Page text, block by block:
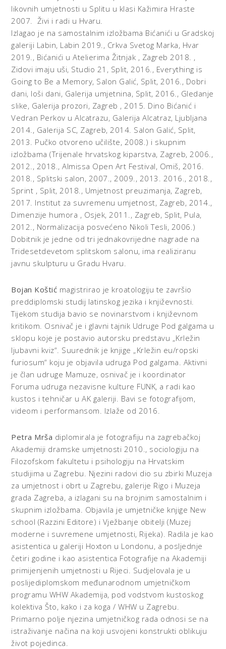
likovnih umjetnosti u Splitu u klasi Kažimira Hraste
2007. Živi i radi u Hvaru.
Izlagao je na samostalnim izložbama Bićanići u Gradskoj
galeriji Labin, Labin 2019., Crkva Svetog Marka, Hvar
2019., Bićanići u Atelierima Žitnjak , Zagreb 2018. ,
Zidovi imaju uši, Studio 21, Split, 2016., Everything is
Going to Be a Memory, Salon Galić, Split, 2016., Dobri
dani, loši dani, Galerija umjetnina, Split, 2016., Gledanje
slike, Galerija prozori, Zagreb , 2015. Dino Bićanić i
Vedran Perkov u Alcatrazu, Galerija Alcatraz, Ljubljana
2014., Galerija SC, Zagreb, 2014. Salon Galić, Split,
2013. Pučko otvoreno učilište, 2008.) i skupnim
izložbama (Trijenale hrvatskog kiparstva, Zagreb, 2006.,
2012., 2018., Almissa Open Art Festival, Omiš, 2016.
2018., Splitski salon, 2007., 2009., 2013. 2016., 2018.,
Sprint , Split, 2018., Umjetnost preuzimanja, Zagreb,
2017. Institut za suvremenu umjetnost, Zagreb, 2014.,
Dimenzije humora , Osjek, 2011., Zagreb, Split, Pula,
2012., Normalizacija posvećeno Nikoli Tesli, 2006.)
Dobitnik je jedne od tri jednakovrijedne nagrade na
Tridesetdevetom splitskom salonu, ima realiziranu
javnu skulpturu u Gradu Hvaru.
Bojan Koštić magistrirao je kroatologiju te završio
preddiplomski studij latinskog jezika i književnosti.
Tijekom studija bavio se novinarstvom i književnom
kritikom. Osnivač je i glavni tajnik Udruge Pod galgama u
sklopu koje je postavio autorsku predstavu „Krležin
ljubavni kviz“. Suurednik je knjige „Krležin eu/ropski
furiosum“ koju je objavila udruga Pod galgama. Aktivni
je član udruge Mamuze, osnivač je i koordinator
Foruma udruga nezavisne kulture FUNK, a radi kao
kustos i tehničar u AK galeriji. Bavi se fotografijom,
videom i performansom. Izlaže od 2016.
Petra Mrša diplomirala je fotografiju na zagrebačkoj
Akademiji dramske umjetnosti 2010., sociologiju na
Filozofskom fakultetu i psiholog­iju na Hrvatskim
studijima u Zagrebu. Njezini radovi dio su zbirki Muzeja
za umjetnost i obrt u Zagrebu, galerije Rigo i Muzeja
grada Zagreba, a izlagani su na brojnim samostalnim i
skupnim izložbama. Objavila je umjetničke knjige New
school (Razzini Editore) i Vježbanje obitelji (Muzej
moderne i suvremene umjetnosti, Rijeka). Radila je kao
asistentica u galeriji Hoxton u Londonu, a posljednje
četiri godine i kao asistentica Fotografije na Akademiji
primijen­jenih umjetnosti u Rijeci. Sudjelovala je u
poslijediplomskom međunarodnom umjetničkom
programu WHW Akademija, pod vodstvom kustoskog
kolektiva Što, kako i za koga / WHW u Zagrebu.
Primarno polje njezina umjetničkog rada odnosi se na
istraživanje načina na koji usvojeni konstrukti oblikuju
život pojedinca.